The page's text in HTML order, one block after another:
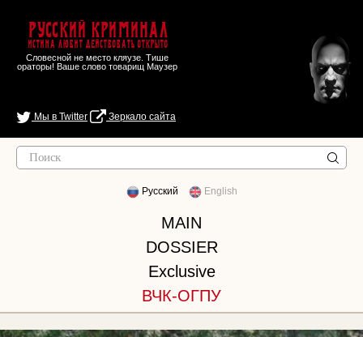
Русский Криминал
Истина любит действовать открыто
Словесной не место кляузе. Тише
ораторы! Ваше слово товарищ Маузер
Мы в Twitter Зеркало сайта
Русский English
MAIN
DOSSIER
Exclusive
ВЧК-ОГПУ